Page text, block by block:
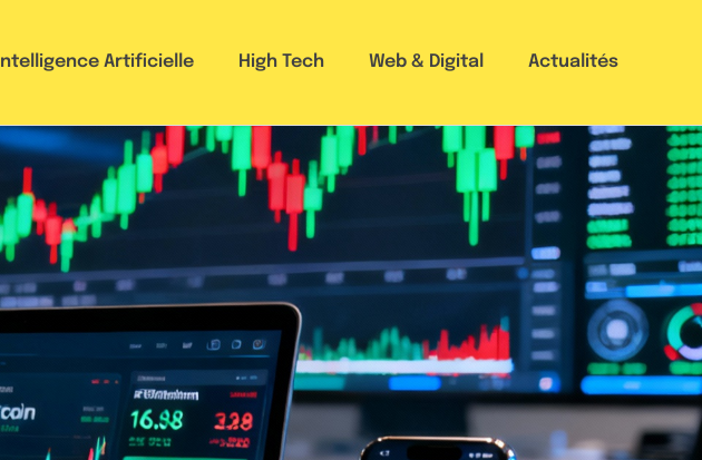
Intelligence Artificielle High Tech Web & Digital Actualités